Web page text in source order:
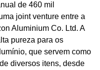
de 460 mil
joint venture entre a
Aluminium Co. Ltd. A
pureza para os
que servem como
diversos itens, desde